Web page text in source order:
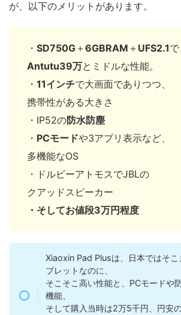
が、以下のメリットがあります。
・ SD750G ＋6GBRAM ＋ UFS2.1で
Antutu39万とミドルな性能。
・ 11インチで大画面でありつつ、
携帯性がある大きさ
・IP52の防水防塵
・ PCモードや3アプリ表示など、
多機能なOS
・ドルビーアトモスでJBLの
クアッドスピーカー
・そしてお値段3万円程度
Xiaoxin Pad Plusは、日本ではそこ
ブレットなのに、
そこそこ高い性能と、PCモードや
機能、
そして購入当時は2万5千円、円安